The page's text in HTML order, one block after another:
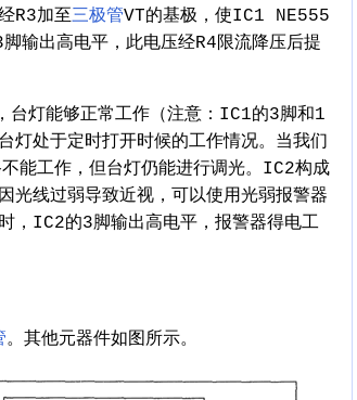
R3加至三极管VT的基极，使IC1 NE555
输出高电平，此电压经R4限流降压后提
台灯能够正常工作（注意：IC1的3脚和1
灯处于定时打开时候的工作情况。当我们
能工作，但台灯仍能进行调光。IC2构成
光线过弱导致近视，可以使用光弱报警器
，IC2的3脚输出高电平，报警器得电工
。其他元器件如图所示。